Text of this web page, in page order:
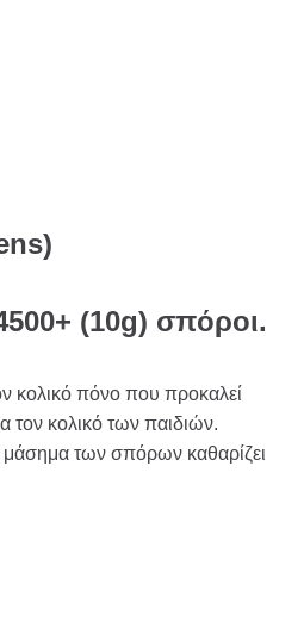
(10g) σπόροι.
κολικό πόνο που προκαλεί
τον κολικό των παιδιών.
μάσημα των σπόρων καθαρίζει